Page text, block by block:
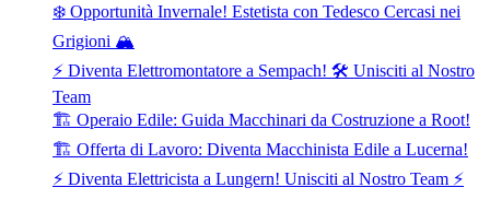
❄️ Opportunità Invernale! Estetista con Tedesco Cercasi nei
Grigioni 🏔️
⚡ Diventa Elettromontatore a Sempach! 🛠️ Unisciti al Nostro
Team
🏗️ Operaio Edile: Guida Macchinari da Costruzione a Root!
🏗️ Offerta di Lavoro: Diventa Macchinista Edile a Lucerna!
⚡ Diventa Elettricista a Lungern! Unisciti al Nostro Team ⚡